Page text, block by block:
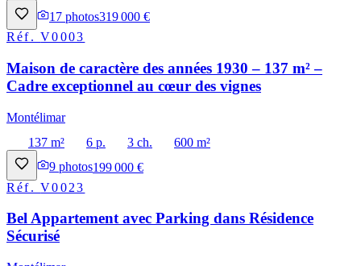
17 photos319 000 €
Réf.V0003
Maison de caractère des années 1930 – 137 m² –
Cadre exceptionnel au cœur des vignes
Montélimar
137 m²
6 p. 3 ch.
600 m²
9 photos199 000 €
Réf.V0023
Bel Appartement avec Parking dans Résidence
Sécurisé